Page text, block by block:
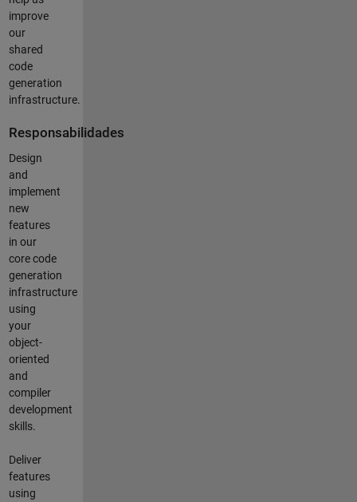
improve
our
shared
code
generation
infrastructure.
Responsabilidades
Design
and
implement
new
features
in our
core code
generation
infrastructure
using
your
object-
oriented
and
compiler
development
skills.
Deliver
features
using